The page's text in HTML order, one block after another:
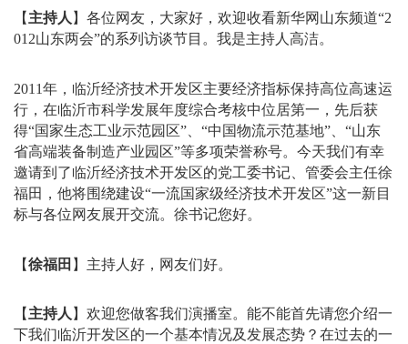
【主持人】 各位网友，大家好，欢迎收看新华网山东频道“2
012山东两会”的系列访谈节目。我是主持人高洁。
2011年，临沂经济技术开发区主要经济指标保持高位高速运
行，在临沂市科学发展年度综合考核中位居第一，先后获
得“国家生态工业示范园区”、“中国物流示范基地”、“山东
省高端装备制造产业园区”等多项荣誉称号。今天我们有幸
邀请到了临沂经济技术开发区的党工委书记、管委会主任徐
福田，他将围绕建设“一流国家级经济技术开发区”这一新目
标与各位网友展开交流。徐书记您好。
【徐福田】主持人好，网友们好。
【主持人】 欢迎您做客我们演播室。能不能首先请您介绍一
下我们临沂开发区的一个基本情况及发展态势？在过去的一